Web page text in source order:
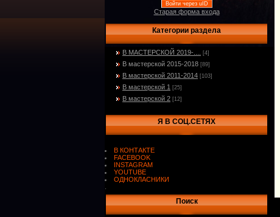
Войти через uID
Старая форма входа
Категории раздела
В МАСТЕРСКОЙ 2019-.... [4]
В мастерской 2015-2018 [89]
В мастерской 2011-2014 [103]
В мастерской 1 [25]
В мастерской 2 [12]
Я В СОЦ.СЕТЯХ
В КОНТАКТЕ
FACEBOOK
INSTAGRAM
YOUTUBE
ОДНОКЛАСНИКИ
Поиск